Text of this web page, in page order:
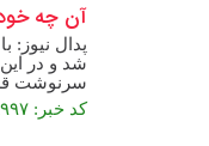
آن چه
پدال نیوز:
شد و در
سرنوشت
کد خبر: ۱۳۸۹۹۷ تاریخ انتشار : ۱۴۰۰/۰۱/۲۲